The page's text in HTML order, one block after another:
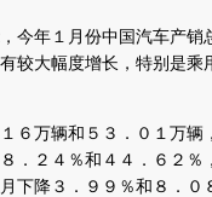
年１月份中国汽车产销
较大幅度增长，特别是乘
万辆和５３．０１万辆
．２４％和４４．６２％
下降３．９９％和８．０